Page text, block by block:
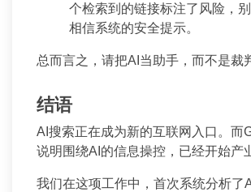
个检索到的链接标注了风险，别
相信系统的安全提示。
总而言之，请把AI当助手，而不是裁
结语
AI搜索正在成为新的互联网入口。而
说明围绕AI的信息操控，已经开始产
我们在这项工作中，首次系统分析了